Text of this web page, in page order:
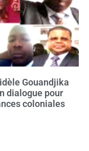
Gouandjika
dialogue pour
coloniales